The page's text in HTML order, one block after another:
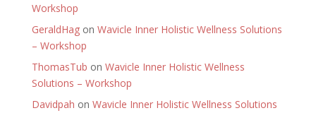
Workshop
GeraldHagon Wavicle Inner Holistic Wellness Solutions
– Workshop
ThomasTub on Wavicle Inner Holistic Wellness
Solutions – Workshop
Davidpah on Wavicle Inner Holistic Wellness Solutions